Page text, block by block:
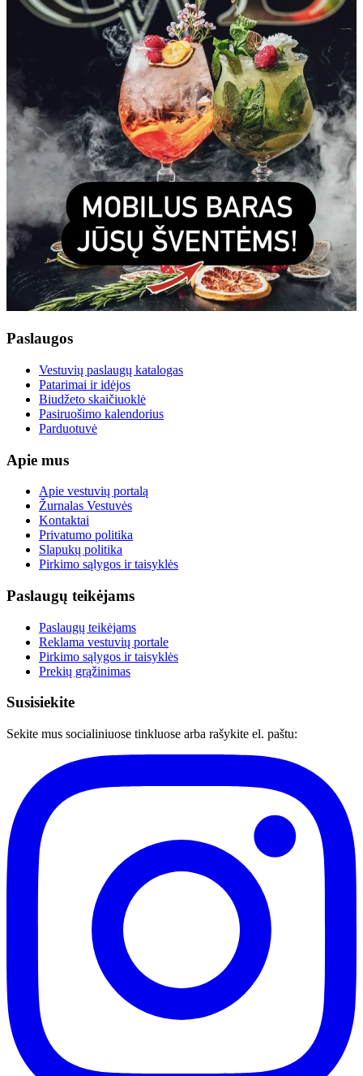
Paslaugos
Vestuvių paslaugų katalogas
Patarimai ir idėjos
Biudžeto skaičiuoklė
Pasiruošimo kalendorius
Parduotuvė
Apie mus
Apie vestuvių portalą
Žurnalas Vestuvės
Kontaktai
Privatumo politika
Slapukų politika
Pirkimo sąlygos ir taisyklės
Paslaugų teikėjams
Paslaugų teikėjams
Reklama vestuvių portale
Pirkimo sąlygos ir taisyklės
Prekių grąžinimas
Susisiekite
Sekite mus socialiniuose tinkluose arba rašykite el. paštu: